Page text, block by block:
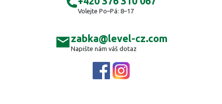
Volejte Po–Pá: 8–17
zabka@level-cz.com
Napište nám váš dotaz